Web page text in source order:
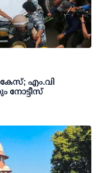
കേസ്; എം.വി
നോട്ടീസ്